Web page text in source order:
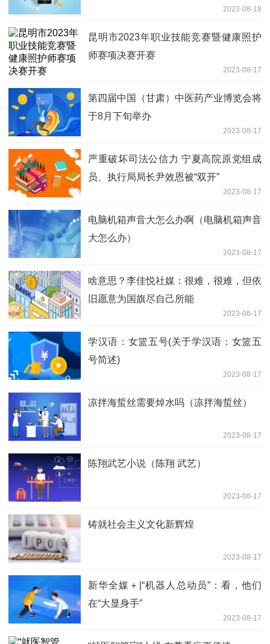
2023-08-18
昆明市2023年职业技能竞赛暨健康照护
师赛项决赛开赛
2023-08-17
第四届中国（甘肃）中医药产业博览会将
于8月下旬举办
2023-08-17
严重破坏司法公信力 宁夏高院原党组成
员、执行局局长尹效恩被“双开”
2023-08-17
电脑机箱声音大怎么办啊（电脑机箱声音
大怎么办）
2023-08-17
啥意思？李佳悦社媒：很难，很难，但依
旧愿意为国旗尽自己所能
2023-08-17
学汉语：女篮五号(关于学汉语：女篮五
号简述)
2023-08-17
凉拌海蜇丝需要焯水吗（凉拌海蜇丝）
2023-08-17
陈翔武艺小说（陈翔 武艺）
2023-08-17
铸就社会主义文化新辉煌
2023-08-17
新华全媒＋|“机器人总动员”：看，他们
在“大显身手”
2023-08-17